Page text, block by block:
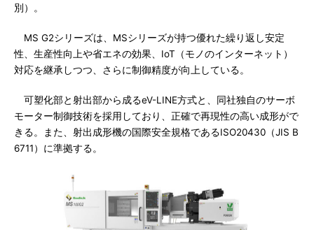
別）。
MS G2シリーズは、MSシリーズが持つ優れた繰り返し安定
性、生産性向上や省エネの効果、IoT（モノのインターネット）
対応を継承しつつ、さらに制御精度が向上している。
可塑化部と射出部から成るeV-LINE方式と、同社独自のサーボ
モーター制御技術を採用しており、正確で再現性の高い成形がで
きる。また、射出成形機の国際安全規格であるISO20430（JIS B
6711）に準拠する。